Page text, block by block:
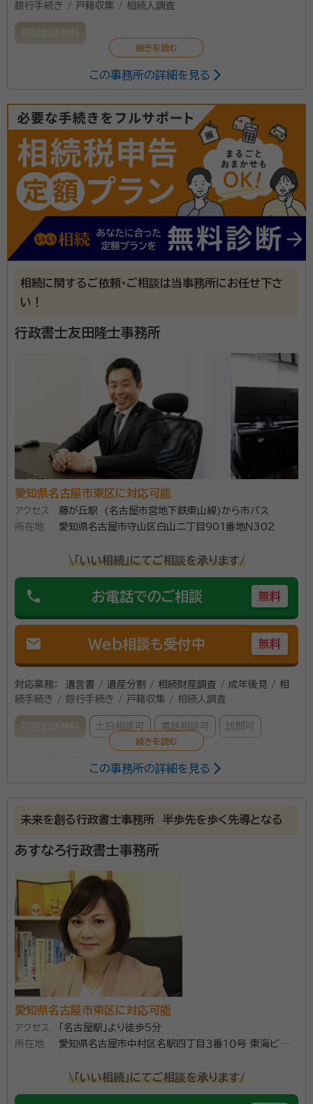
銀行手続き / 戸籍収集 / 相続人調査
初回面談無料
「どこへ相談していいのか分からない」 「手続き分から
は、ぜひご相談下さい。 不安に思っていること、叶えた
いことなど、お話をじっくりお伺いします。
この事務所の詳細を見る
相続に関するご依頼・ご相談は当事務所にお任せ下さ
い！
行政書士友田隆士事務所
愛知県名古屋市東区に対応可能
アクセス
藤が丘駅 (名古屋市営地下鉄東山線)から市バス
所在地
愛知県名古屋市守山区白山二丁目901番地Ｎ302
\「いい相続」にてご相談を承ります/
phone お電話でのご相談 無料
mail Web相談も受付中 無料
対応業務：
遺言書 / 遺産分割 / 相続財産調査 / 成年後見 / 相
続手続き / 銀行手続き / 戸籍収集 / 相続人調査
初回面談無料 土日相談可 電話相談可 訪問可
あの時こうすれば良かったと言うことがないよう、悔い
のない満足・納得・安心できるサービスをご提案します。
行政書士
所属団体：愛知県行政書士会
この事務所の詳細を見る
未来を創る行政書士事務所 半歩先を歩く先導となる
あすなろ行政書士事務所
愛知県名古屋市東区に対応可能
アクセス
「名古屋駅」より徒歩5分
所在地
愛知県名古屋市中村区名駅四丁目３番１０号 東海ビル４
\「いい相続」にてご相談を承ります/